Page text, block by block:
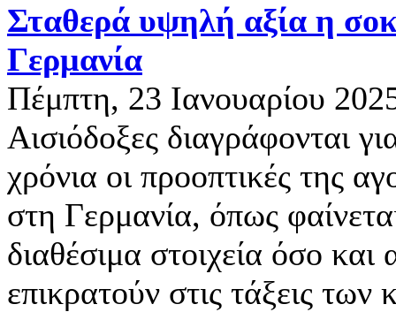
Σταθερά υψηλή αξία η
Γερμανία
Πέμπτη, 23 Ιανουαρίου
Αισιόδοξες διαγράφονται
χρόνια οι προοπτικές της
στη Γερμανία, όπως
διαθέσιμα στοιχεία όσο και
επικρατούν στις τάξεις